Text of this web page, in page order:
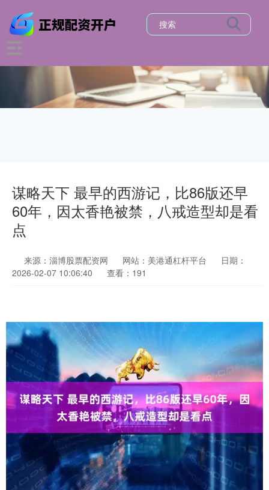
谋略天下 最早的西游记，比86版还早
60年，因太香艳被禁，八戒造型却是看
点
来源：淄博股票配资网 网站：美港通杠杆平台
日期：
2026-02-07 10:06:40
查看：191